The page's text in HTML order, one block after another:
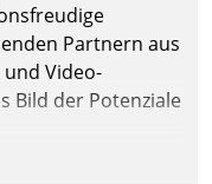
Partnern aus
und Video-
Bild der Potenziale